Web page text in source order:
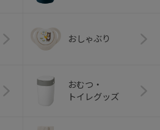
おしゃぶり
おむつ・
トイレグッズ